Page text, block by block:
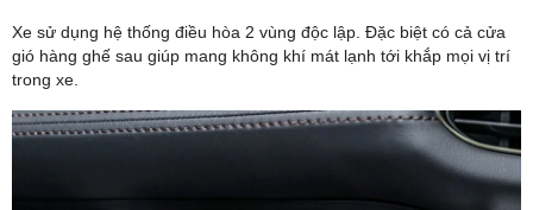
Xe sử dụng hệ thống điều hòa 2 vùng độc lập. Đặc biệt có cả cửa
gió hàng ghế sau giúp mang không khí mát lạnh tới khắp mọi vị trí
trong xe.